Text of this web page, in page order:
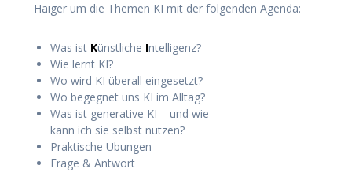
Haiger um die Themen KI mit der folgenden Agenda:
Was ist Künstliche Intelligenz?
Wie lernt KI?
Wo wird KI überall eingesetzt?
Wo begegnet uns KI im Alltag?
Was ist generative KI – und wie
kann ich sie selbst nutzen?
Praktische Übungen
Frage & Antwort